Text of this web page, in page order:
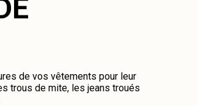
de vos vêtements pour leur
trous de mite, les jeans troués